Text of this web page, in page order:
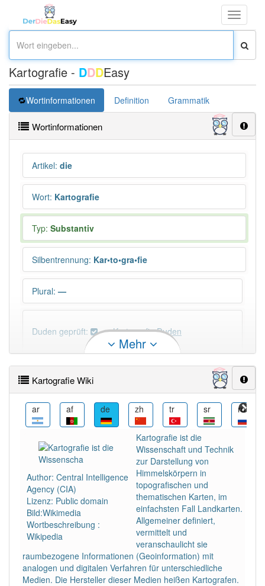
Toggle
Kartografie - DDDEasy
Wortinformationen Definition Grammatik
Wortinformationen
Artikel: die
Wort: Kartografie
Typ: Substantiv
Silbentrennung: Kar•to•gra•fie
Plural: —
Duden geprüft: Kartografie Duden
×
Wörter, die mit "-ie" enden, haben fast immer
Artikel:die.
DER:41Ausnahmen
Beispiele
DAS:34Ausnahmen Beispiele
Wortversion:Kartographie
PowerIndex: 5
Mehr
Kartografie Wiki
ar af de zh tr sr ru
Author: Central Intelligence
Agency (CIA)
Lizenz: Public domain
Bild:Wikimedia
Wortbeschreibung :
Wikipedia
Kartografie ist die
Wissenschaft und Technik
zur Darstellung von
Himmelskörpern in
topografischen und
thematischen Karten, im
einfachsten Fall Landkarten.
Allgemeiner definiert,
vermittelt und
veranschaulicht sie
raumbezogene Informationen (Geoinformation) mit
analogen und digitalen Verfahren für unterschiedliche
Medien. Die Hersteller dieser Medien heißen Kartografen.